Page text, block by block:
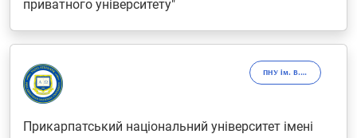
приватного університету"
ПНУ ім. В. Стефаника
Прикарпатський національний університет імені